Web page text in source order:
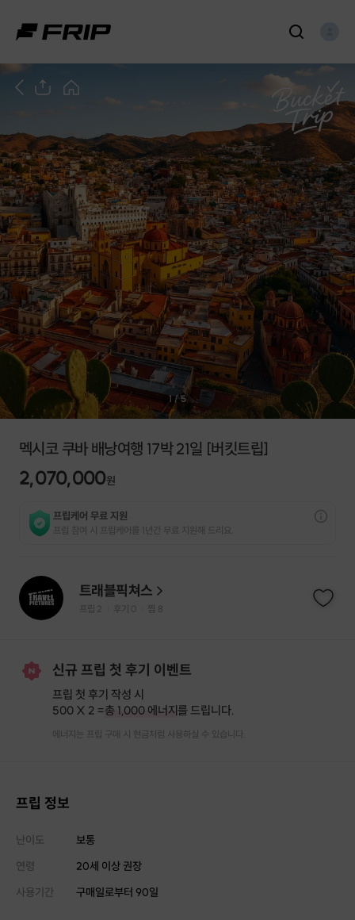
1/5
멕시코 쿠바 배낭여행 17박 21일 [버킷트립]
2,070,000원
프립케어 무료 지원
프립 참여 시 프립케어를 1년간 무료 지원해 드리요.
트래블픽쳐스
프립 2 후기 0 찜 8
신규 프립 첫 후기 이벤트
프립 첫 후기 작성 시
500 X 2 =총 1,000 에너지를 드립니다.
에너지는 프립 구매 시 현금처럼 사용하실 수 있습니다.
프립 정보
난이도
보통
연령
20세 이상 권장
사용기간
구매일로부터 90일